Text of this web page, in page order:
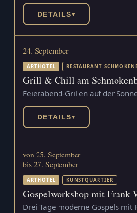
DETAILS▾
24. September
ARTHOTEL RESTAURANT
Grill & Chill am
Feierabend-Grillen auf der
DETAILS▾
von 25. September
bis 27. September
ARTHOTEL KUNSTQUARTIER
Gospelworkshop mit Frank
Drei Tage moderne Gospels mit